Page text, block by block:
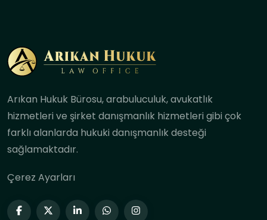
Arıkan Hukuk Bürosu, arabuluculuk, avukatlık
hizmetleri ve şirket danışmanlık hizmetleri gibi çok
farklı alanlarda hukuki danışmanlık desteği
sağlamaktadır.
Çerez Ayarları